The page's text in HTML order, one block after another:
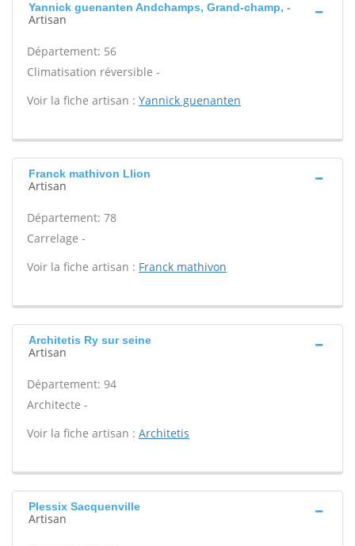
Yannick guenanten Andchamps, Grand-champ, -
Artisan
Département: 56
Climatisation réversible -
Voir la fiche artisan : Yannick guenanten
Franck mathivon Llion
Artisan
Département: 78
Carrelage -
Voir la fiche artisan : Franck mathivon
Architetis Ry sur seine
Artisan
Département: 94
Architecte -
Voir la fiche artisan : Architetis
Plessix Sacquenville
Artisan